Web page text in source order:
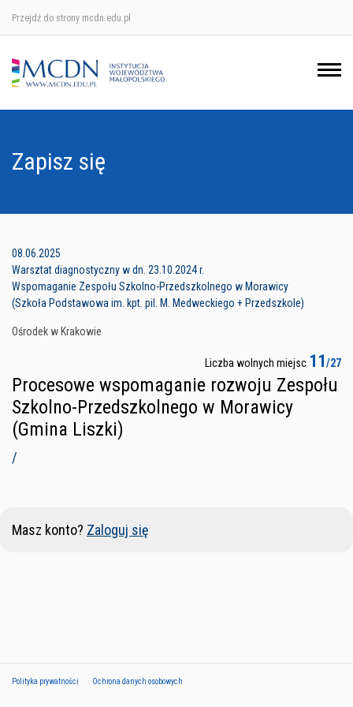
Przejdź do strony mcdn.edu.pl
Zapisz się
08.06.2025
Warsztat diagnostyczny w dn. 23.10.2024 r.
Wspomaganie Zespołu Szkolno-Przedszkolnego w Morawicy
(Szkoła Podstawowa im. kpt. pil. M. Medweckiego + Przedszkole)
Ośrodek w Krakowie
Liczba wolnych miejsc 11/27
Procesowe wspomaganie rozwoju Zespołu
Szkolno-Przedszkolnego w Morawicy
(Gmina Liszki)
/
Masz konto? Zaloguj się
Polityka prywatności Ochrona danych osobowych
Ośrodek w Krakowie
Ośrodek w Nowym Sączu
Ośrodek w Tarnowie